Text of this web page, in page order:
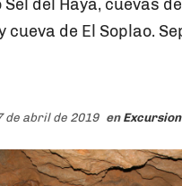
del Haya, cuevas
cueva de El Soplao.
de abril de 2019 en